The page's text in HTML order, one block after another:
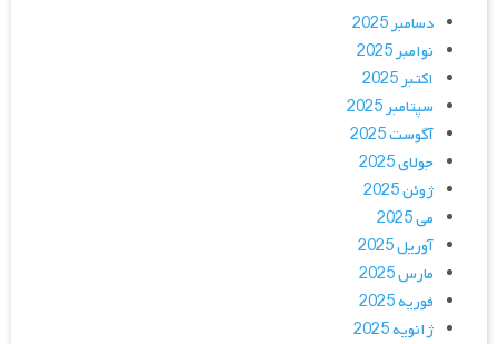
دسامبر 2025
نوامبر 2025
اکتبر 2025
سپتامبر 2025
آگوست 2025
جولای 2025
ژوئن 2025
می 2025
آوریل 2025
مارس 2025
فوریه 2025
ژانویه 2025